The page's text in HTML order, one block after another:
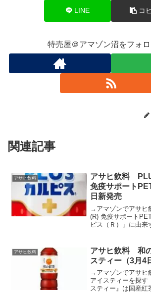
LINE コ
特売屋＠アマゾン沼をフォ
関連記事
アサヒ飲料
アサヒ飲料
免疫サポート
日新発売
→アマゾンでアサ
(R) 免疫サポート
ピス（Ｒ）」に由来
す。Ｌ－９２乳酸菌
能の維持に...
アサヒ飲料
アサヒ飲料 和
スティー（3月4
→アマゾンでアサ
アイスティーを探す
スティー』は国産紅